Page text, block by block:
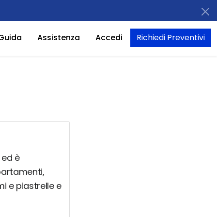
Assistenza Accedi Richiedi Preventivi
è
e piastrelle e